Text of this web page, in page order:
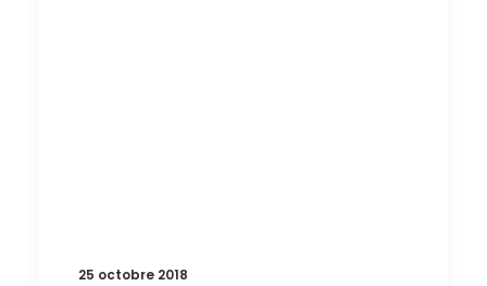
25 octobre 2018